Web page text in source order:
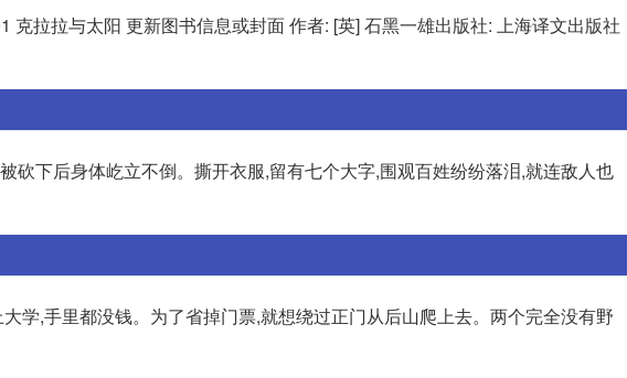
拉拉与太阳 更新图书信息或封面 作者: [英] 石黑一雄出版社: 上海译文出版社
砍下后身体屹立不倒。撕开衣服,留有七个大字,围观百姓纷纷落泪,就连敌人也
学,手里都没钱。为了省掉门票,就想绕过正门从后山爬上去。两个完全没有野